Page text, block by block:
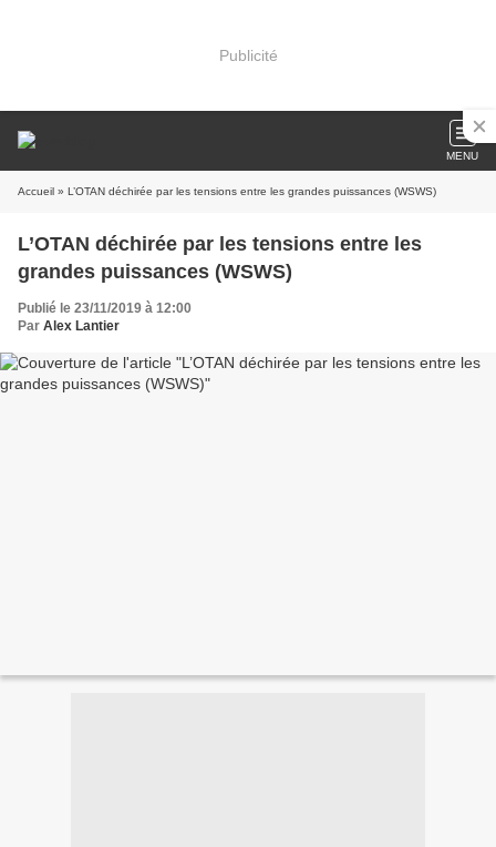
Publicité
MENU
Accueil » L’OTAN déchirée par les tensions entre les grandes puissances (WSWS)
L’OTAN déchirée par les tensions entre les
grandes puissances (WSWS)
Publié le 23/11/2019 à 12:00
Par Alex Lantier